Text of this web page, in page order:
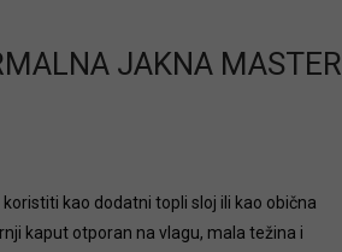
JAKNA MASTER
kao dodatni topli sloj ili kao obična
kaput otporan na vlagu, mala težina i